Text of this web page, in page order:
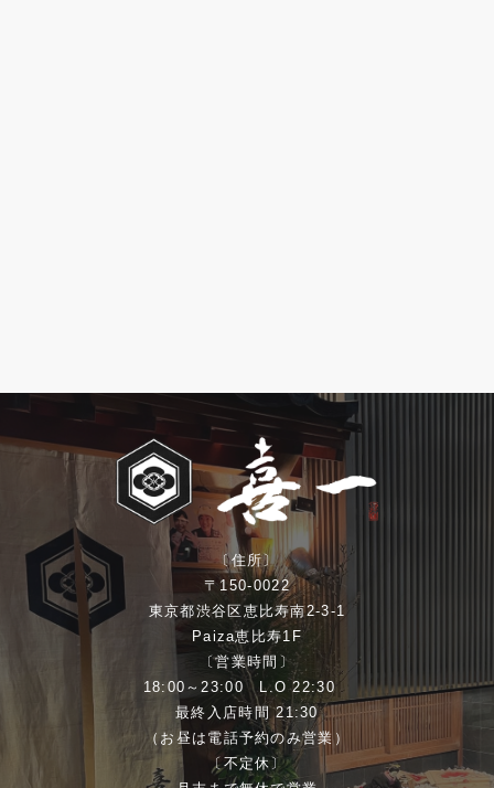
〔住所〕
〒150-0022
東京都渋谷区恵比寿南2-3-1
Paiza恵比寿1F
〔営業時間〕
18:00～23:00 L.O 22:30
最終入店時間 21:30
（お昼は電話予約のみ営業）
〔不定休〕